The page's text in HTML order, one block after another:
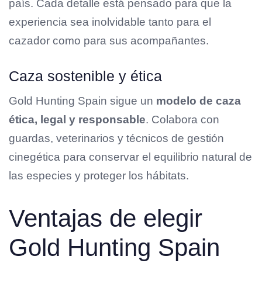
país. Cada detalle está pensado para que la
experiencia sea inolvidable tanto para el
cazador como para sus acompañantes.
Caza sostenible y ética
Gold Hunting Spain sigue un modelo de caza
ética, legal y responsable. Colabora con
guardas, veterinarios y técnicos de gestión
cinegética para conservar el equilibrio natural de
las especies y proteger los hábitats.
Ventajas de elegir
Gold Hunting Spain